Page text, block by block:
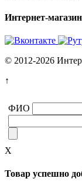
Интернет-
© 2012-2026
↑
ФИО
X
Товар успешно